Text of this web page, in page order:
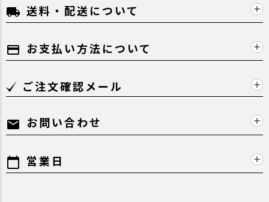
local_shipping 送料・配送について
payment お支払い方法について
ご注文確認メール
mail お問い合わせ
calendar_today 営業日